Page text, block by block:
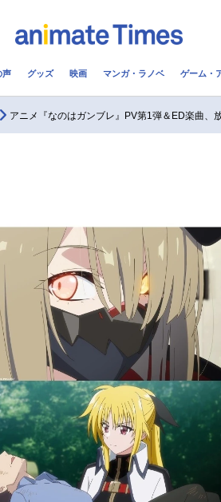
実写化映画一覧
男性声優/女性声優一覧
今期ア
春アニメ
夏アニメ
FOLLOW US
声 グッズ 映画 マンガ・ラノベ ゲーム・
アニメ『なのはガンブレ』PV第1弾＆ED楽曲、